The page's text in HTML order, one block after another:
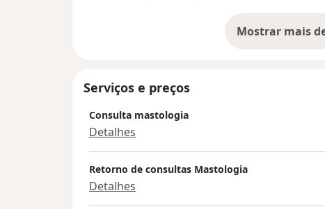
Mostrar mais
Serviços e preços
Consulta mastologia
Detalhes
Retorno de consultas Mastologia
Detalhes